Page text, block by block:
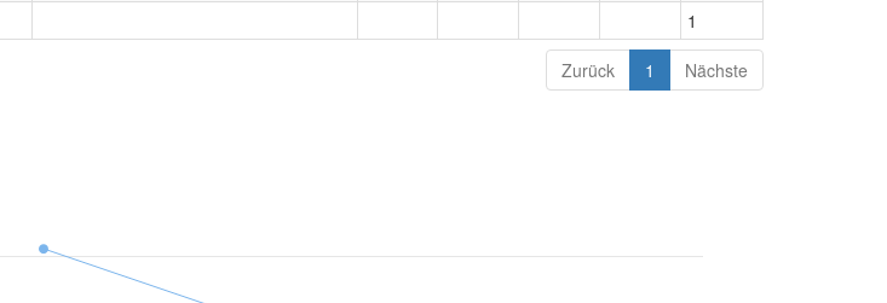
1
Zurück 1 Nächste